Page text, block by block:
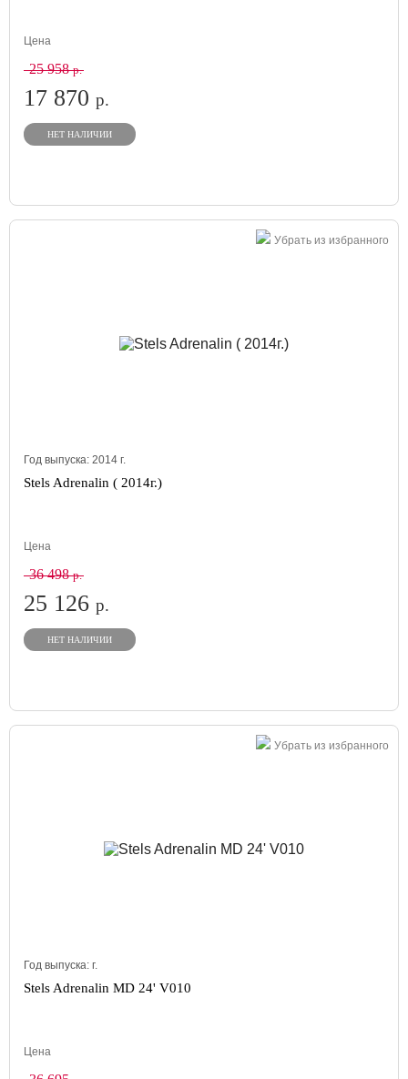
Цена
25 958р.
17 870 р.
НЕТ НАЛИЧИИ
Убрать из избранного
Год выпуска: 2014 г.
Stels Adrenalin ( 2014г.)
Цена
36 498р.
25 126 р.
НЕТ НАЛИЧИИ
Убрать из избранного
Год выпуска: г.
Stels Adrenalin MD 24' V010
Цена